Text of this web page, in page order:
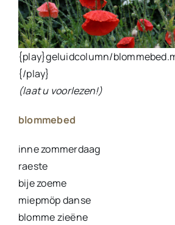
{play}geluidcolumn/
{/play}
(laat u voorlezen!)
blommebed
inne zommerdaag
raeste
bije zoeme
miepmöp danse
blomme zieëne